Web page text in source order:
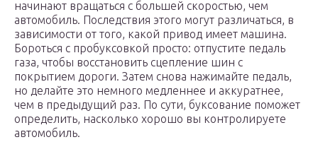
начинают вращаться с большей скоростью, чем
автомобиль. Последствия этого могут различаться, в
зависимости от того, какой привод имеет машина.
Бороться с пробуксовкой просто: отпустите педаль
газа, чтобы восстановить сцепление шин с
покрытием дороги. Затем снова нажимайте педаль,
но делайте это немного медленнее и аккуратнее,
чем в предыдущий раз. По сути, буксование поможет
определить, насколько хорошо вы контролируете
автомобиль.